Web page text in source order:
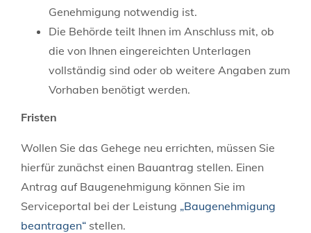
Genehmigung notwendig ist.
Die Behörde teilt Ihnen im Anschluss mit, ob
die von Ihnen eingereichten Unterlagen
vollständig sind oder ob weitere Angaben zum
Vorhaben benötigt werden.
Fristen
Wollen Sie das Gehege neu errichten, müssen Sie
hierfür zunächst einen Bauantrag stellen. Einen
Antrag auf Baugenehmigung können Sie im
Serviceportal bei der Leistung „Baugenehmigung
beantragen“ stellen.